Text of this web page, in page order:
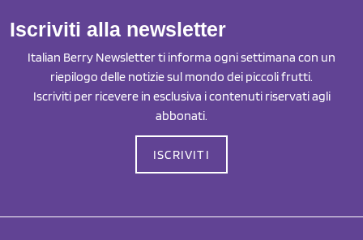
Iscriviti alla newsletter
Italian Berry Newsletter ti informa ogni settimana con un
riepilogo delle notizie sul mondo dei piccoli frutti.
Iscriviti per ricevere in esclusiva i contenuti riservati agli
abbonati.
ISCRIVITI